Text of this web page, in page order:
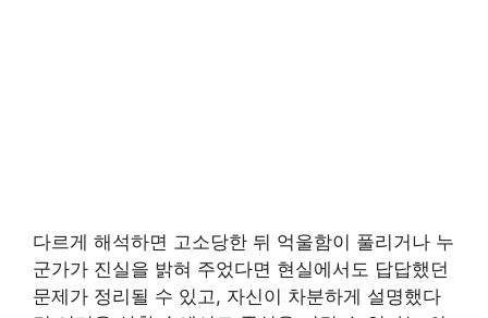
다르게 해석하면 고소당한 뒤 억울함이 풀리거나 누
군가가 진실을 밝혀 주었다면 현실에서도 답답했던
문제가 정리될 수 있고, 자신이 차분하게 설명했다